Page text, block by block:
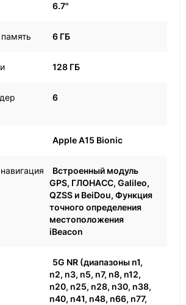
6.7"
6 ГБ
128 ГБ
6
Apple A15 Bionic
Встроенный модуль
GPS, ГЛОНАСС, Galileo,
QZSS и BeiDou, Функция
точного определения
местоположения
iBeacon
5G NR (диапазоны n1,
n2, n3, n5, n7, n8, n12,
n20, n25, n28, n30, n38,
n40, n41, n48, n66, n77,